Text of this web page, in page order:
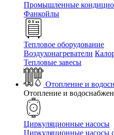
Промышленные
Фанкойлы
Тепловое оборудование
Воздухонагреватели
Тепловые завесы
Отопление и
Отопление и
Циркуляционные насосы
Циркуляционные насосы